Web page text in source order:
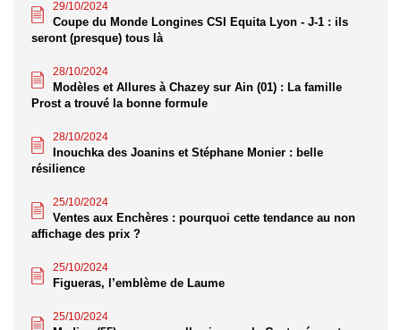
29/10/2024
Coupe du Monde Longines CSI Equita Lyon - J-1 : ils
seront (presque) tous là
28/10/2024
Modèles et Allures à Chazey sur Ain (01) : La famille
Prost a trouvé la bonne formule
28/10/2024
Inouchka des Joanins et Stéphane Monier : belle
résilience
25/10/2024
Ventes aux Enchères : pourquoi cette tendance au non
affichage des prix ?
25/10/2024
Figueras, l’emblème de Laume
25/10/2024